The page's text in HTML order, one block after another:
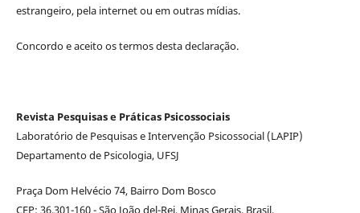
estrangeiro, pela internet ou em outras mídias.
Concordo e aceito os termos desta declaração.
Revista Pesquisas e Práticas Psicossociais
Laboratório de Pesquisas e Intervenção Psicossocial (LAPIP)
Departamento de Psicologia, UFSJ
Praça Dom Helvécio 74, Bairro Dom Bosco
CEP: 36.301-160 - São João del-Rei, Minas Gerais, Brasil.